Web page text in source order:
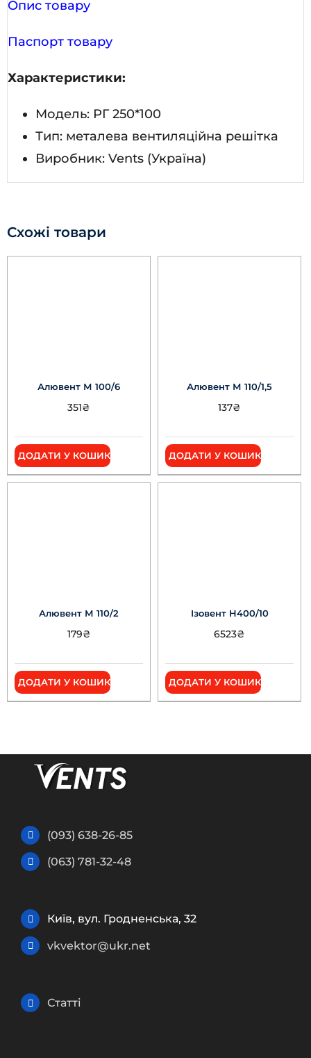
Опис товару
Паспорт товару
Характеристики:
Модель: РГ 250*100
Тип: металева вентиляційна решітка
Виробник: Vents (Україна)
Схожі товари
Алювент М 100/6
351₴
ДОДАТИ У КОШИК
Алювент М 110/1,5
137₴
ДОДАТИ У КОШИК
Алювент М 110/2
179₴
ДОДАТИ У КОШИК
Ізовент Н400/10
6523₴
ДОДАТИ У КОШИК
(093) 638-26-85
(063) 781-32-48
Київ, вул. Гродненська, 32
vkvektor@ukr.net
Статті